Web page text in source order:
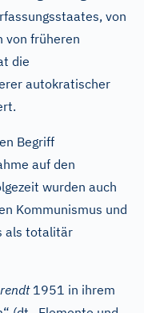
von
von früheren
die
autokratischer
Begriff
auf den
wurden auch
Kommunismus und
als totalitär
1951 in ihrem